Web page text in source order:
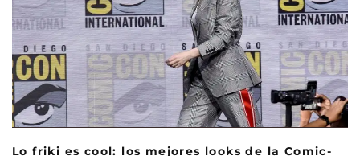
Lo friki es cool: los mejores looks de la Comic-